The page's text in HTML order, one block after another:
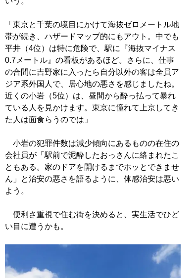
「東京と千葉の境目にかけて海抜ゼロメートル地
帯が続き、ハザードマップ的にもアウト。中でも
平井（4位）は特に危険で、駅に『海抜マイナス
0.7メートル』の看板があるほど。さらに、仕事
の合間に吉野家に入ったら自分以外の客は全員ア
ジア系外国人で、居心地の悪さを感じましたね。
近くの小岩（5位）は、昼間から酔っ払って暴れ
ている人を見かけます。東京に憧れて上京してき
た人は面食らうのでは」
小岩の犯罪件数は減少傾向にあるものの在住の
会社員が「駅前で泥酔したおっさんに絡まれたこ
ともある。家のドアを開けるまでホッとできませ
ん」と治安の悪さを語るように、体感治安は悪い
よう。
便利さ重視で住む街を決めると、実生活でひど
い目に遭うかも。